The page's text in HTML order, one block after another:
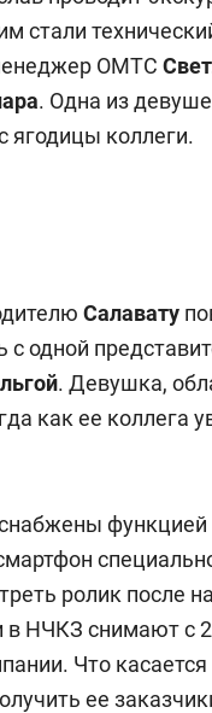
стали
ОМТС
. Одна из
ягодицы коллеги.
Салавату
одной
. Девушка,
как ее коллега
функцией
ролик после
НЧКЗ снимают с
Что
ее